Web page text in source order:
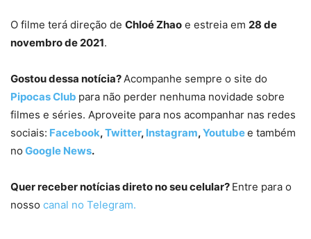
O filme terá direção de Chloé Zhao e estreia em 28 de
novembro de 2021.
Gostou dessa notícia?Acompanhe sempre o site do
Pipocas Club para não perder nenhuma novidade sobre
filmes e séries. Aproveite para nos acompanhar nas redes
sociais: Facebook,Twitter, Instagram,Youtubee também
no Google News.
Quer receber notícias direto no seu celular? Entre para o
nosso canal no Telegram.